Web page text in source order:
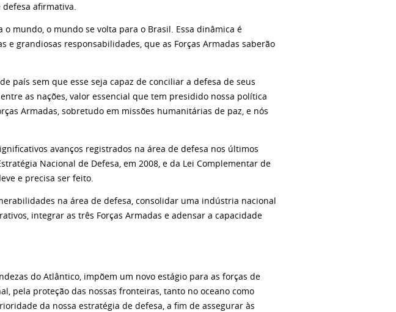
afirmativa.
mundo, o mundo se volta para o Brasil. Essa dinâmica é
e grandiosas responsabilidades, que as Forças Armadas saberão
país sem que esse seja capaz de conciliar a defesa de seus
as nações, valor essencial que tem presidido nossa política
Armadas, sobretudo em missões humanitárias de paz, e nós
avanços registrados na área de defesa nos últimos
Nacional de Defesa, em 2008, e da Lei Complementar de
e precisa ser feito.
na área de defesa, consolidar uma indústria nacional
integrar as três Forças Armadas e adensar a capacidade
do Atlântico, impõem um novo estágio para as forças de
pela proteção das nossas fronteiras, tanto no oceano como
da nossa estratégia de defesa, a fim de assegurar às